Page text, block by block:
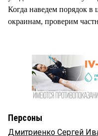
Когда наведем порядок в
окраинам, проверим
Персоны
Дмитриенко Сергей